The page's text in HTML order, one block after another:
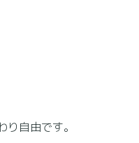
自由です。